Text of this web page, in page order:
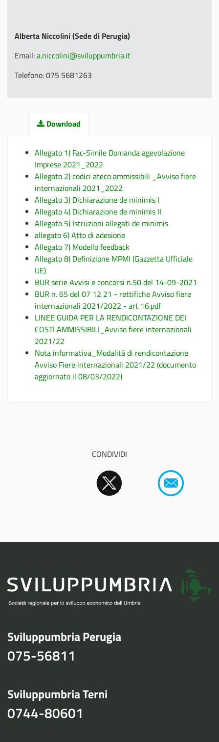
Alberta Niccolini (Sede di Perugia)
Email:a.niccolini@sviluppumbria.it
Telefono: 075 5681263
Download
Allegato 1) Fac-Simile Domanda agevolazione
Imprese 2021_2022
Allegato 2) codici ateco ammissibili _Avviso fiere
internazionali 2021_2022
Allegato 3) Dichiarazione de minimis I
Allegato 4) Dichiarazione de minimis II
Allegato 5) Istruzioni allegati de minimis
allegato 6) Atto di adesione
Allegato 7) Modello feedback
Allegato 8) Definizione MPMI (Gazzetta Ufficiale
UE)
BUR serie Avvisi e concorsi n.50 del 14-09-2021
BUR n. 65 del 07 12 21 - rettifiche Avviso fiere
internazionali 2021/2022 - art 16.pdf
LINEE GUIDA PER LA RENDICONTAZIONE DEI
COSTI AMMISSIBILI_Avviso fiere internazionali
2021/22
Nota informativa_Modalità di rendicontazione
Avviso Fiere internazionali 2021/22 (documento
aggiornato il 08/03/2022)
CONDIVIDI
Sviluppumbria Perugia
075-56811
Sviluppumbria Terni
0744-80601